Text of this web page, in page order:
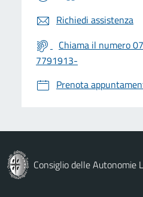
Richiedi assistenza
Chiama il numero
7791913-
Prenota
Consiglio delle Autonomie